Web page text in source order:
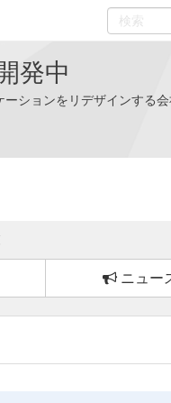
0
発中
ョンをリデザインする会
ニュー